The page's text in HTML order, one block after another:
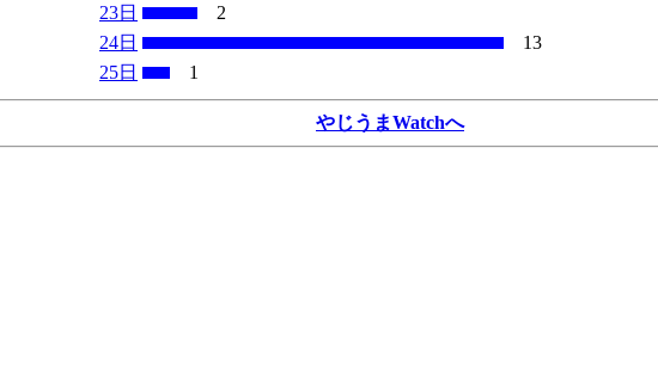
23日
2
24日
13
25日
1
やじうまWatchへ